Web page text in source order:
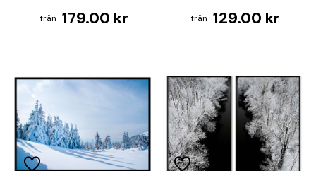
179.00 kr 129.00 kr